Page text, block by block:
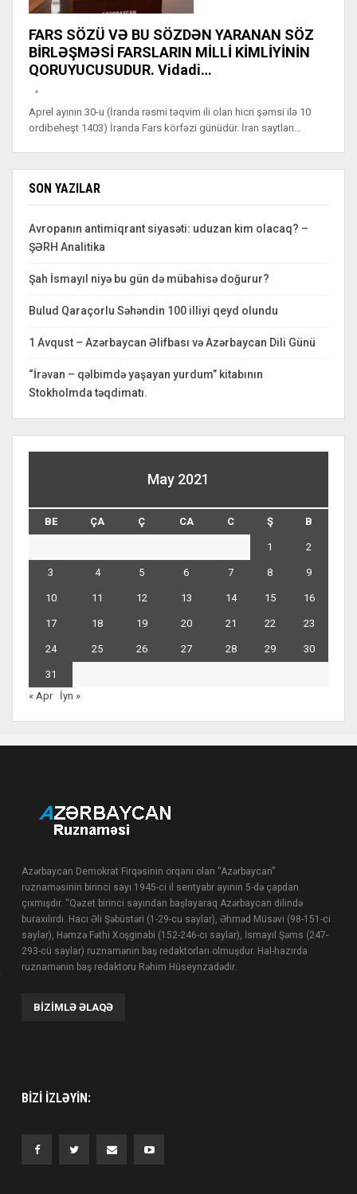
FARS SÖZÜ VƏ BU SÖZDƏN YARANAN SÖZ
BİRLƏŞMƏSİ FARSLARIN MİLLİ KİMLİYİNİN
QORUYUCUSUDUR. Vidadi…
Aprel ayının 30-u (İranda rəsmi təqvim ili olan hicri şəmsi ilə 10
ordibeheşt 1403) İranda Fars körfəzi günüdür. İran saytları…
SON YAZILAR
Avropanın antimiqrant siyasəti: uduzan kim olacaq? –
ŞƏRH Analitika
Şah İsmayıl niyə bu gün də mübahisə doğurur?
Bulud Qaraçorlu Səhəndin 100 illiyi qeyd olundu
1 Avqust – Azərbaycan Əlifbası və Azərbaycan Dili Günü
“İrəvan – qəlbimdə yaşayan yurdum” kitabının
Stokholmda təqdimatı.
May 2021
BE ÇA Ç CA C Ş B
1 2
3 4 5 6 7 8 9
10 11 12 13 14 15 16
17 18 19 20 21 22 23
24 25 26 27 28 29 30
31
« Apr
İyn »
Azərbaycan Demokrat Firqəsinin orqanı olan “Azərbaycan”
ruznaməsinin birinci sayı 1945-ci il sentyabr ayının 5-də çapdan
çıxmışdır. “Qəzet birinci sayından başlayaraq Azərbaycan dilində
buraxılırdı. Hacı Əli Şəbüstəri (1-29-cu saylar), Əhməd Müsəvi (98-151-ci
saylar), Həmzə Fəthi Xoşginabi (152-246-cı saylar), İsmayıl Şəms (247-
293-cü saylar) ruznamənin baş redaktorları olmuşdur. Hal-hazırda
ruznamənin baş redaktoru Rəhim Hüseynzadədir.
BIZIMLƏ ƏLAQƏ
BIZI IZLƏYIN: